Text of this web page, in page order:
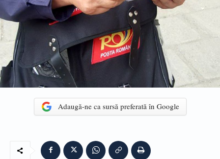
Adaugă-ne ca sursă preferată în Google